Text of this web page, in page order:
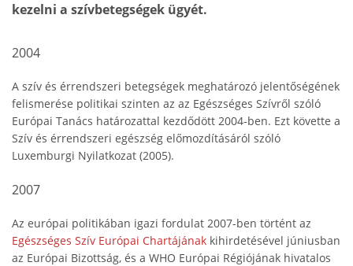
kezelni a szívbetegségek ügyét.
2004
A szív és érrendszeri betegségek meghatározó jelentőségének
felismerése politikai szinten az az Egészséges Szívről szóló
Európai Tanács határozattal kezdődött 2004-ben. Ezt követte a
Szív és érrendszeri egészség előmozdításáról szóló
Luxemburgi Nyilatkozat (2005).
2007
Az európai politikában igazi fordulat 2007-ben történt az
Egészséges Szív Európai Chartájának kihirdetésével júniusban
az Európai Bizottság, és a WHO Európai Régiójának hivatalos